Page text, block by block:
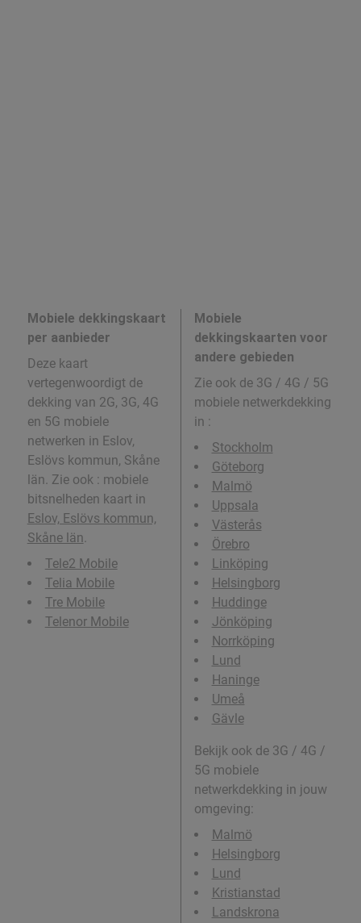
Mobiele dekkingskaart
per aanbieder
Deze kaart
vertegenwoordigt de
dekking van 2G, 3G, 4G
en 5G mobiele
netwerken in Eslov,
Eslövs kommun, Skåne
län. Zie ook : mobiele
bitsnelheden kaart in
Eslov, Eslövs kommun,
Skåne län
Tele2 Mobile
Telia Mobile
Tre Mobile
Telenor Mobile
Mobiele
dekkingskaarten voor
andere gebieden
Zie ook de 3G / 4G / 5G
mobiele netwerkdekking
in :
Stockholm
Göteborg
Malmö
Uppsala
Västerås
Örebro
Linköping
Helsingborg
Huddinge
Jönköping
Norrköping
Lund
Haninge
Umeå
Gävle
Bekijk ook de 3G / 4G /
5G mobiele
netwerkdekking in jouw
omgeving:
Malmö
Helsingborg
Lund
Kristianstad
Landskrona